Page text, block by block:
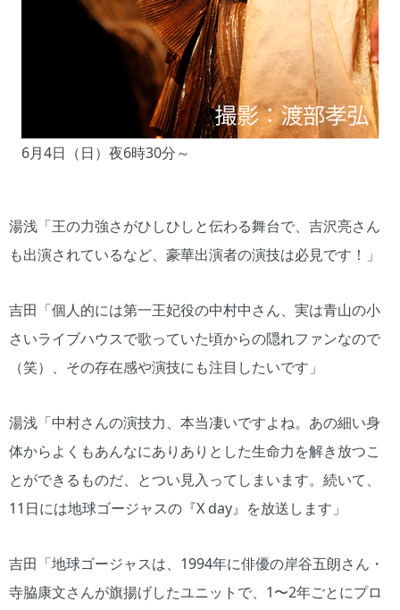
6月4日（日）夜6時30分～
湯浅「王の力強さがひしひしと伝わる舞台で、吉沢亮さん
も出演されているなど、豪華出演者の演技は必見です！」
吉田「個人的には第一王妃役の中村中さん、実は青山の小
さいライブハウスで歌っていた頃からの隠れファンなので
（笑）、その存在感や演技にも注目したいです」
湯浅「中村さんの演技力、本当凄いですよね。あの細い身
体からよくもあんなにありありとした生命力を解き放つこ
とができるものだ、とつい見入ってしまいます。続いて、
11日には地球ゴージャスの『X day』を放送します」
吉田「地球ゴージャスは、1994年に俳優の岸谷五朗さん・
寺脇康文さんが旗揚げしたユニットで、1〜2年ごとにプロ